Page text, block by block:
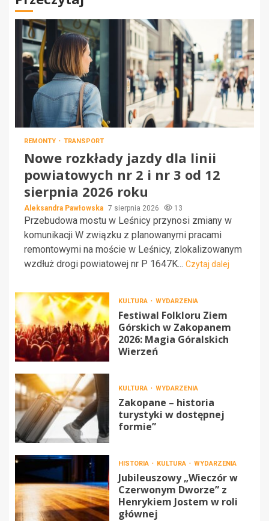
REMONTY TRANSPORT
Nowe rozkłady jazdy dla linii
powiatowych nr 2 i nr 3 od 12
sierpnia 2026 roku
Aleksandra Pawłowska 7 sierpnia 2026 13
Przebudowa mostu w Leśnicy przynosi zmiany w
komunikacji W związku z planowanymi pracami
remontowymi na moście w Leśnicy, zlokalizowanym
wzdłuż drogi powiatowej nr P 1647K... Czytaj dalej
KULTURA WYDARZENIA
Festiwal Folkloru Ziem
Górskich w Zakopanem
2026: Magia Góralskich
Wierzeń
KULTURA WYDARZENIA
Zakopane – historia
turystyki w dostępnej
formie”
HISTORIA KULTURA WYDARZENIA
Jubileuszowy „Wieczór w
Czerwonym Dworze” z
Henrykiem Jostem w roli
głównej